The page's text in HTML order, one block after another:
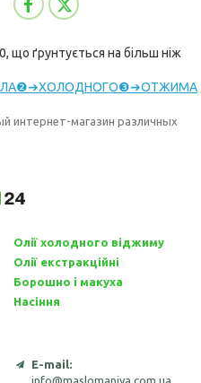
, що ґрунтується на більш ніж
интернет-магазин различных
Олії холодного віджиму
Олії екстракційні
Борошно і макуха
Насіння
E-mail: